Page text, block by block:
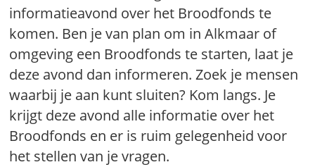
informatieavond over het Broodfonds te
komen. Ben je van plan om in Alkmaar of
omgeving een Broodfonds te starten, laat je
deze avond dan informeren. Zoek je mensen
waarbij je aan kunt sluiten? Kom langs. Je
krijgt deze avond alle informatie over het
Broodfonds en er is ruim gelegenheid voor
het stellen van je vragen.